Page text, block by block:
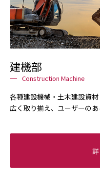
建機部
Construction Machine
各種建設機械・土木建設資
広く取り揃え、ユーザーのあ